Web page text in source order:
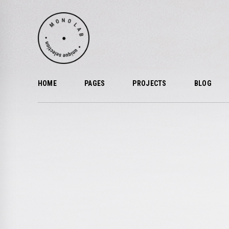
HOME PAGES PROJECTS BLOG